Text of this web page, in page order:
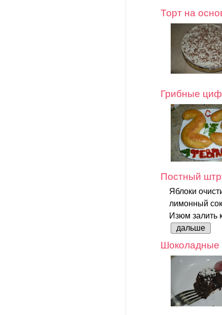
Торт на
Грибные
Постный
Яблоки
лимонный
Изюм залить
дальше
Шоколадные